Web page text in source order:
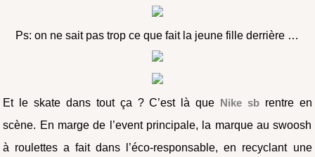
Ps: on ne sait pas trop ce que fait la jeune fille derrière …
Et le skate dans tout ça ? C’est là que Nike sbrentre en
scène. En marge de l’event principale, la marque au swoosh
à roulettes a fait dans l’éco-responsable, en recyclant une